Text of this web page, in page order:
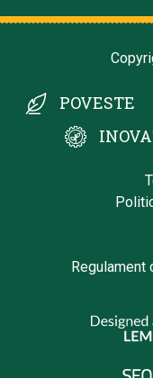
POVESTE
Regulament